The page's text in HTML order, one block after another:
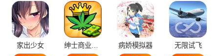
家出少女
绅士商业策略
病娇模拟器
无限试飞